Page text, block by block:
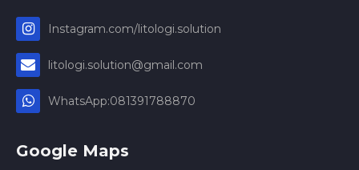
Instagram.com/litologi.solution
litologi.solution@gmail.com
WhatsApp:081391788870
Google Maps